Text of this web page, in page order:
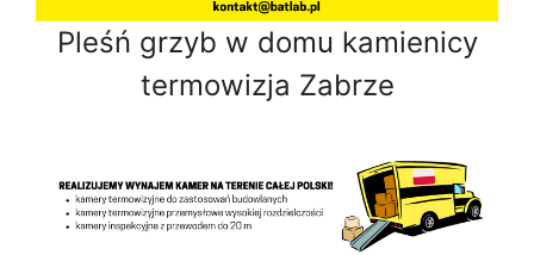
Pleśń grzyb w domu kamienicy
termowizja Zabrze